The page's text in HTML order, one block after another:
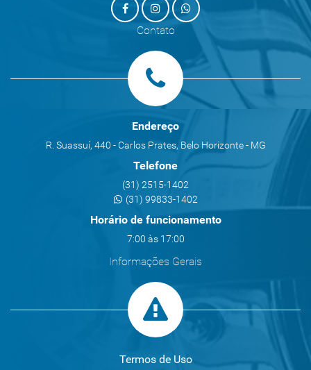
Contato
Endereço
R. Suassuí, 440 - Carlos Prates, Belo Horizonte - MG
Telefone
(31) 2515-1402
(31) 99833-1402
Horário de funcionamento
7:00 às 17:00
Informações Gerais
Termos de Uso